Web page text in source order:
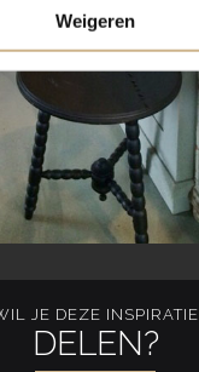
Weigeren
JE DEZE INSPIRATIE
DELEN?